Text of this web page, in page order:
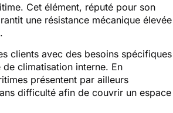
Cet élément, réputé pour son
une résistance mécanique élevée
clients avec des besoins spécifiques
climatisation interne. En
présentent par ailleurs
difficulté afin de couvrir un espace